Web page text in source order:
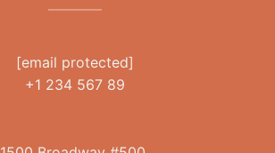
[email protected]
+1 234 567 89